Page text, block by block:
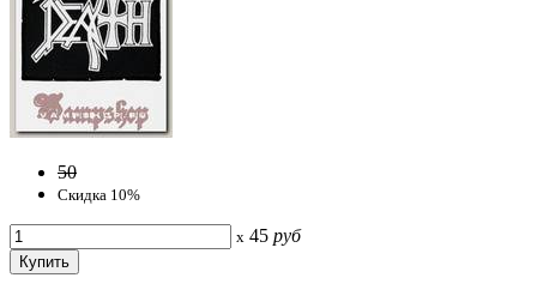
50
Скидка 10%
x 45 руб